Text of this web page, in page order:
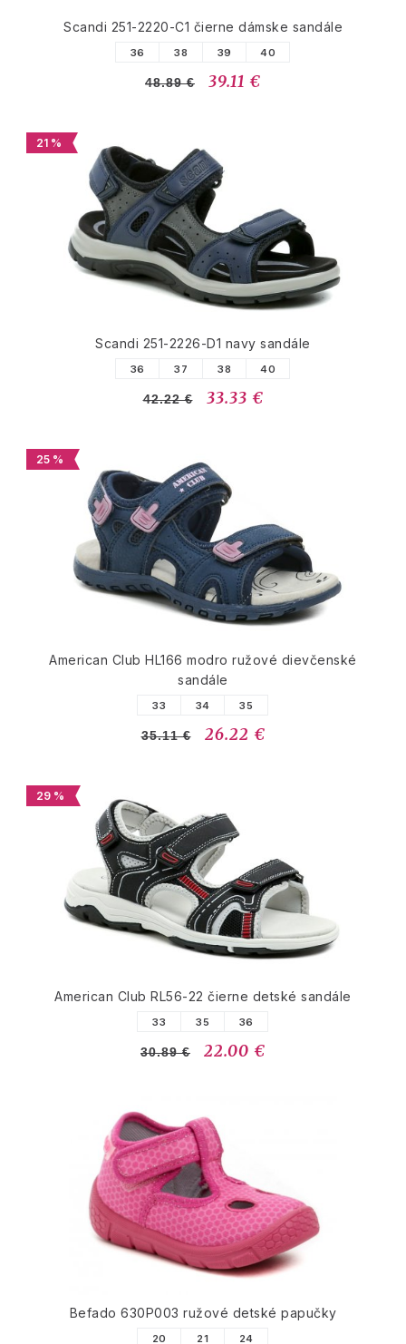
Scandi 251-2220-C1 čierne dámske sandále
36 38 39 40
48.89 € 39.11 €
21 %
Scandi 251-2226-D1 navy sandále
36 37 38 40
42.22 € 33.33 €
25 %
American Club HL166 modro ružové dievčenské
sandále
33 34 35
35.11 € 26.22 €
29 %
American Club RL56-22 čierne detské sandále
33 35 36
30.89 € 22.00 €
Befado 630P003 ružové detské papučky
20 21 24